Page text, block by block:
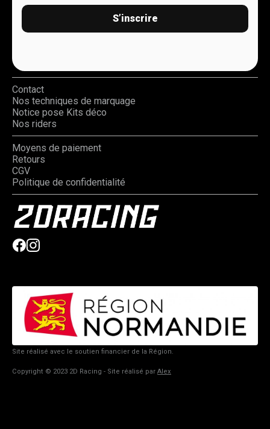
S’inscrire
Contact
Nos techniques de marquage
Notice pose Kits déco
Nos riders
Moyens de paiement
Retours
CGV
Politique de confidentialité
Site réalisé avec le soutien financier de la Région.
Copyright © 2023 2D Racing - Site réalisé par Alex